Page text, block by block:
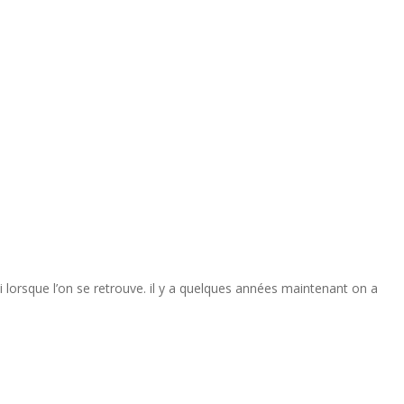
l’on se retrouve. il y a quelques années maintenant on a